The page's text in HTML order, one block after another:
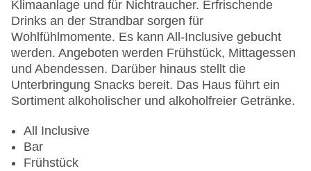
Pools:Kinderbecken, Indoor Pool: ohne Gebühr,
Outdoor Pool: ohne Gebühr, Sonnenschirme am
Pool, Liegen am Pool, Handtücher: ohne Gebühr,
Wasserrutsche
Zahlungsarten: Mastercard, Visa
Landeskategorie: 5 Sterne
Klimaanlage und für Nichtraucher. Erfrischende
Drinks an der Strandbar sorgen für
Wohlfühlmomente. Es kann All-Inclusive gebucht
werden. Angeboten werden Frühstück, Mittagessen
und Abendessen. Darüber hinaus stellt die
Unterbringung Snacks bereit. Das Haus führt ein
Sortiment alkoholischer und alkoholfreier Getränke.
All Inclusive
Bar
Frühstück